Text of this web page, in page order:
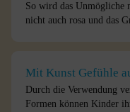
So wird das Unmögliche
nicht auch rosa und das
Mit Kunst Gefühle
Durch die Verwendung
Formen können Kinder